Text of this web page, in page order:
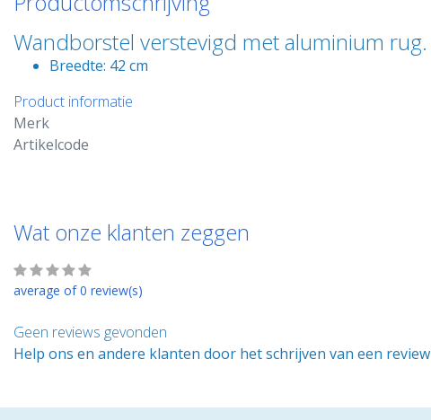
Wandborstel verstevigd met aluminium rug.
Breedte: 42 cm
Product informatie
Merk
Artikelcode
Wat onze klanten zeggen
average of 0 review(s)
Geen reviews gevonden
Help ons en andere klanten door het schrijven van een review